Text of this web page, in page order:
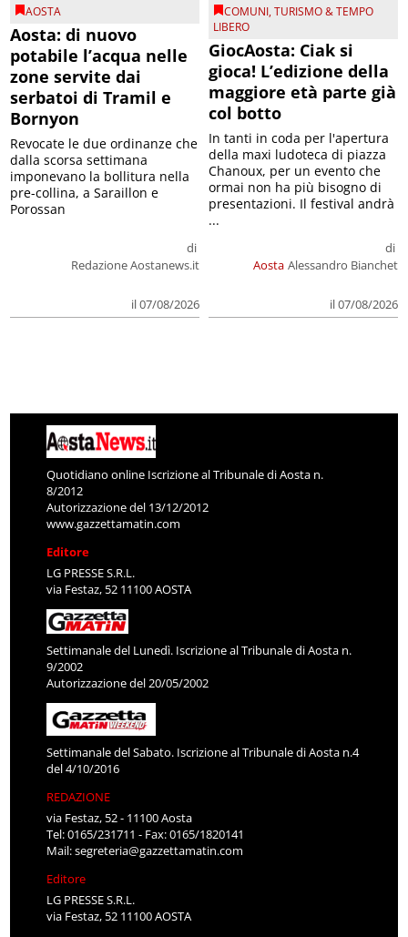
AOSTA
Aosta: di nuovo
potabile l’acqua nelle
zone servite dai
serbatoi di Tramil e
Bornyon
di
Redazione Aostanews.it
il 07/08/2026
Revocate le due ordinanze che
dalla scorsa settimana
imponevano la bollitura nella
pre-collina, a Saraillon e
Porossan
COMUNI,TURISMO & TEMPO
LIBERO
GiocAosta: Ciak si
gioca! L’edizione della
maggiore età parte già
col botto
Aosta
di
Alessandro Bianchet
il 07/08/2026
In tanti in coda per l'apertura
della maxi ludoteca di piazza
Chanoux, per un evento che
ormai non ha più bisogno di
presentazioni. Il festival andrà
...
Quotidiano online Iscrizione al Tribunale di Aosta n.
8/2012
Autorizzazione del 13/12/2012
www.gazzettamatin.com
Editore
LG PRESSE S.R.L.
via Festaz, 52 11100 AOSTA
Settimanale del Lunedì. Iscrizione al Tribunale di Aosta n.
9/2002
Autorizzazione del 20/05/2002
Settimanale del Sabato. Iscrizione al Tribunale di Aosta n.4
del 4/10/2016
REDAZIONE
via Festaz, 52 - 11100 Aosta
Tel: 0165/231711 - Fax: 0165/1820141
Mail:segreteria@gazzettamatin.com
Editore
LG PRESSE S.R.L.
via Festaz, 52 11100 AOSTA